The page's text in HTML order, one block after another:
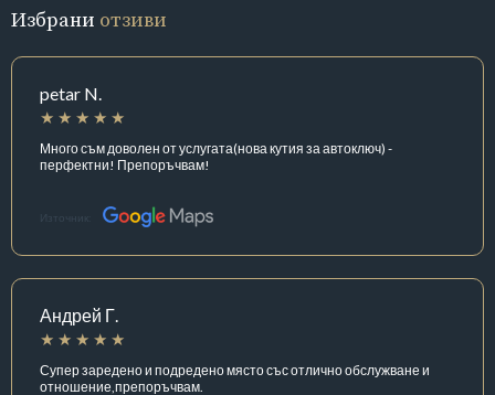
Избрани отзиви
petar N.
Много съм доволен от услугата(нова кутия за автоключ) -
перфектни! Препоръчвам!
Източник:
Андрей Г.
Супер заредено и подредено място със отлично обслужване и
отношение,препоръчвам.